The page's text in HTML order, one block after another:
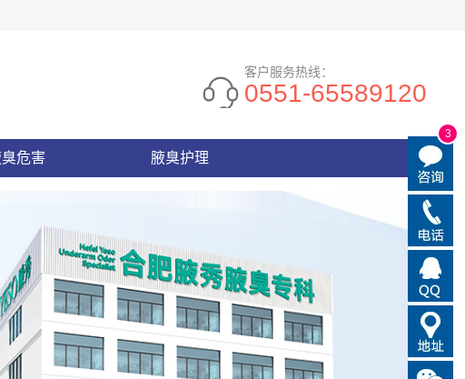
客户服务热线：
0551-65589120
危害 腋臭护理
3